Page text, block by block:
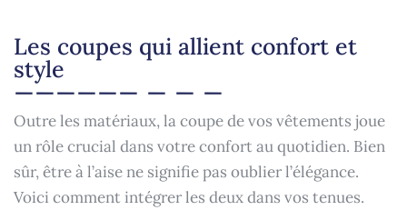
Les coupes qui allient confort et
style
Outre les matériaux, la coupe de vos vêtements joue
un rôle crucial dans votre confort au quotidien. Bien
sûr, être à l’aise ne signifie pas oublier l’élégance.
Voici comment intégrer les deux dans vos tenues.